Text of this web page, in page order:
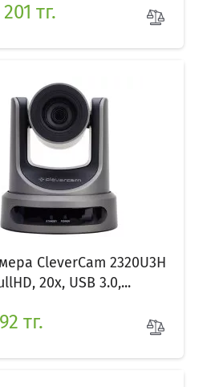
тг.
CleverCam 2320U3H
20x, USB 3.0,...
тг.